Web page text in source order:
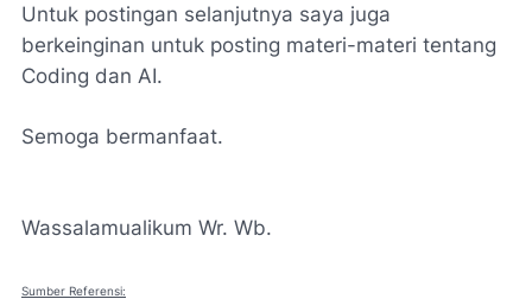
Untuk postingan selanjutnya saya juga
berkeinginan untuk posting materi-materi tentang
Coding dan AI.
Semoga bermanfaat.
Wassalamualikum Wr. Wb.
Sumber Referensi: